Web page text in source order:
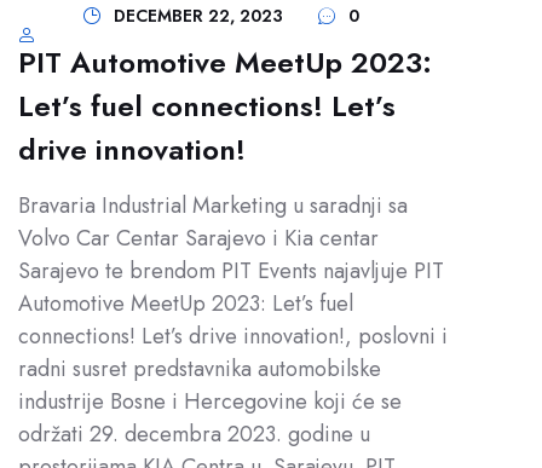
DECEMBER 22, 2023 0
PIT Automotive MeetUp 2023:
Let’s fuel connections! Let’s
drive innovation!
Bravaria Industrial Marketing u saradnji sa
Volvo Car Centar Sarajevo i Kia centar
Sarajevo te brendom PIT Events najavljuje PIT
Automotive MeetUp 2023: Let’s fuel
connections! Let’s drive innovation!, poslovni i
radni susret predstavnika automobilske
industrije Bosne i Hercegovine koji će se
održati 29. decembra 2023. godine u